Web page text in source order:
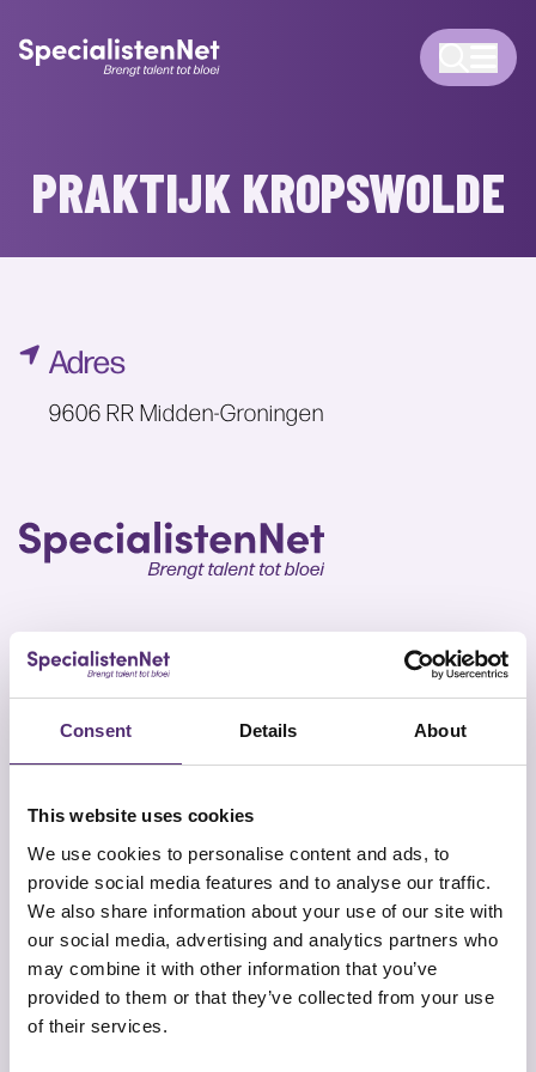
Consent Details About
This website uses cookies
We use cookies to personalise content and ads, to
provide social media features and to analyse our traffic.
We also share information about your use of our site with
our social media, advertising and analytics partners who
may combine it with other information that you’ve
provided to them or that they’ve collected from your use
of their services.
PRAKTIJK KROPSWOLDE
Adres
9606 RR Midden-Groningen
SpecialistenNet biedt voor elk doel psychische hulp
en coaching. Met specialisten in heel Nederland en
tot bloei.
Snel naar
Onze aanpak
Contact
SpecialistenNet Psychologie